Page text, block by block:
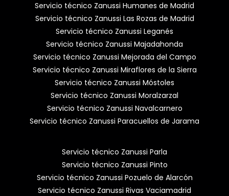
Servicio técnico Zanussi Humanes de Madrid
Servicio técnico Zanussi Las Rozas de Madrid
Servicio técnico Zanussi Leganés
Servicio técnico Zanussi Majadahonda
Servicio técnico Zanussi Mejorada del Campo
Servicio técnico Zanussi Miraflores de la Sierra
Servicio técnico Zanussi Móstoles
Servicio técnico Zanussi Moralzarzal
Servicio técnico Zanussi Navalcarnero
Servicio técnico Zanussi Paracuellos de Jarama
Servicio técnico Zanussi Parla
Servicio técnico Zanussi Pinto
Servicio técnico Zanussi Pozuelo de Alarcón
Servicio técnico Zanussi Rivas Vaciamadrid